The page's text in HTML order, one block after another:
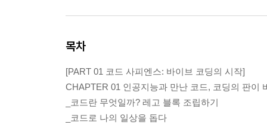
목차
[PART 01 코드 사피엔스: 바이브 코딩의 시작]
CHAPTER 01 인공지능과 만난 코드, 코딩의 판이
_코드란 무엇일까? 레고 블록 조립하기
_코드로 나의 일상을 돕다